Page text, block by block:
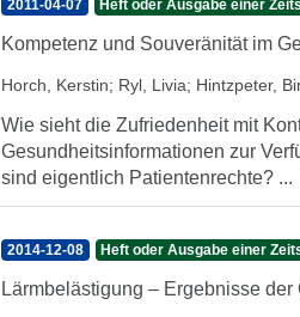
2011-04-07 Heft oder Ausgabe einer
Kompetenz und Souveränität im
Horch, Kerstin; Ryl, Livia; Hintzpeter,
Wie sieht die Zufriedenheit mit
Gesundheitsinformationen zur
sind eigentlich Patientenrechte? ...
2014-12-08 Heft oder Ausgabe einer
Lärmbelästigung – Ergebnisse